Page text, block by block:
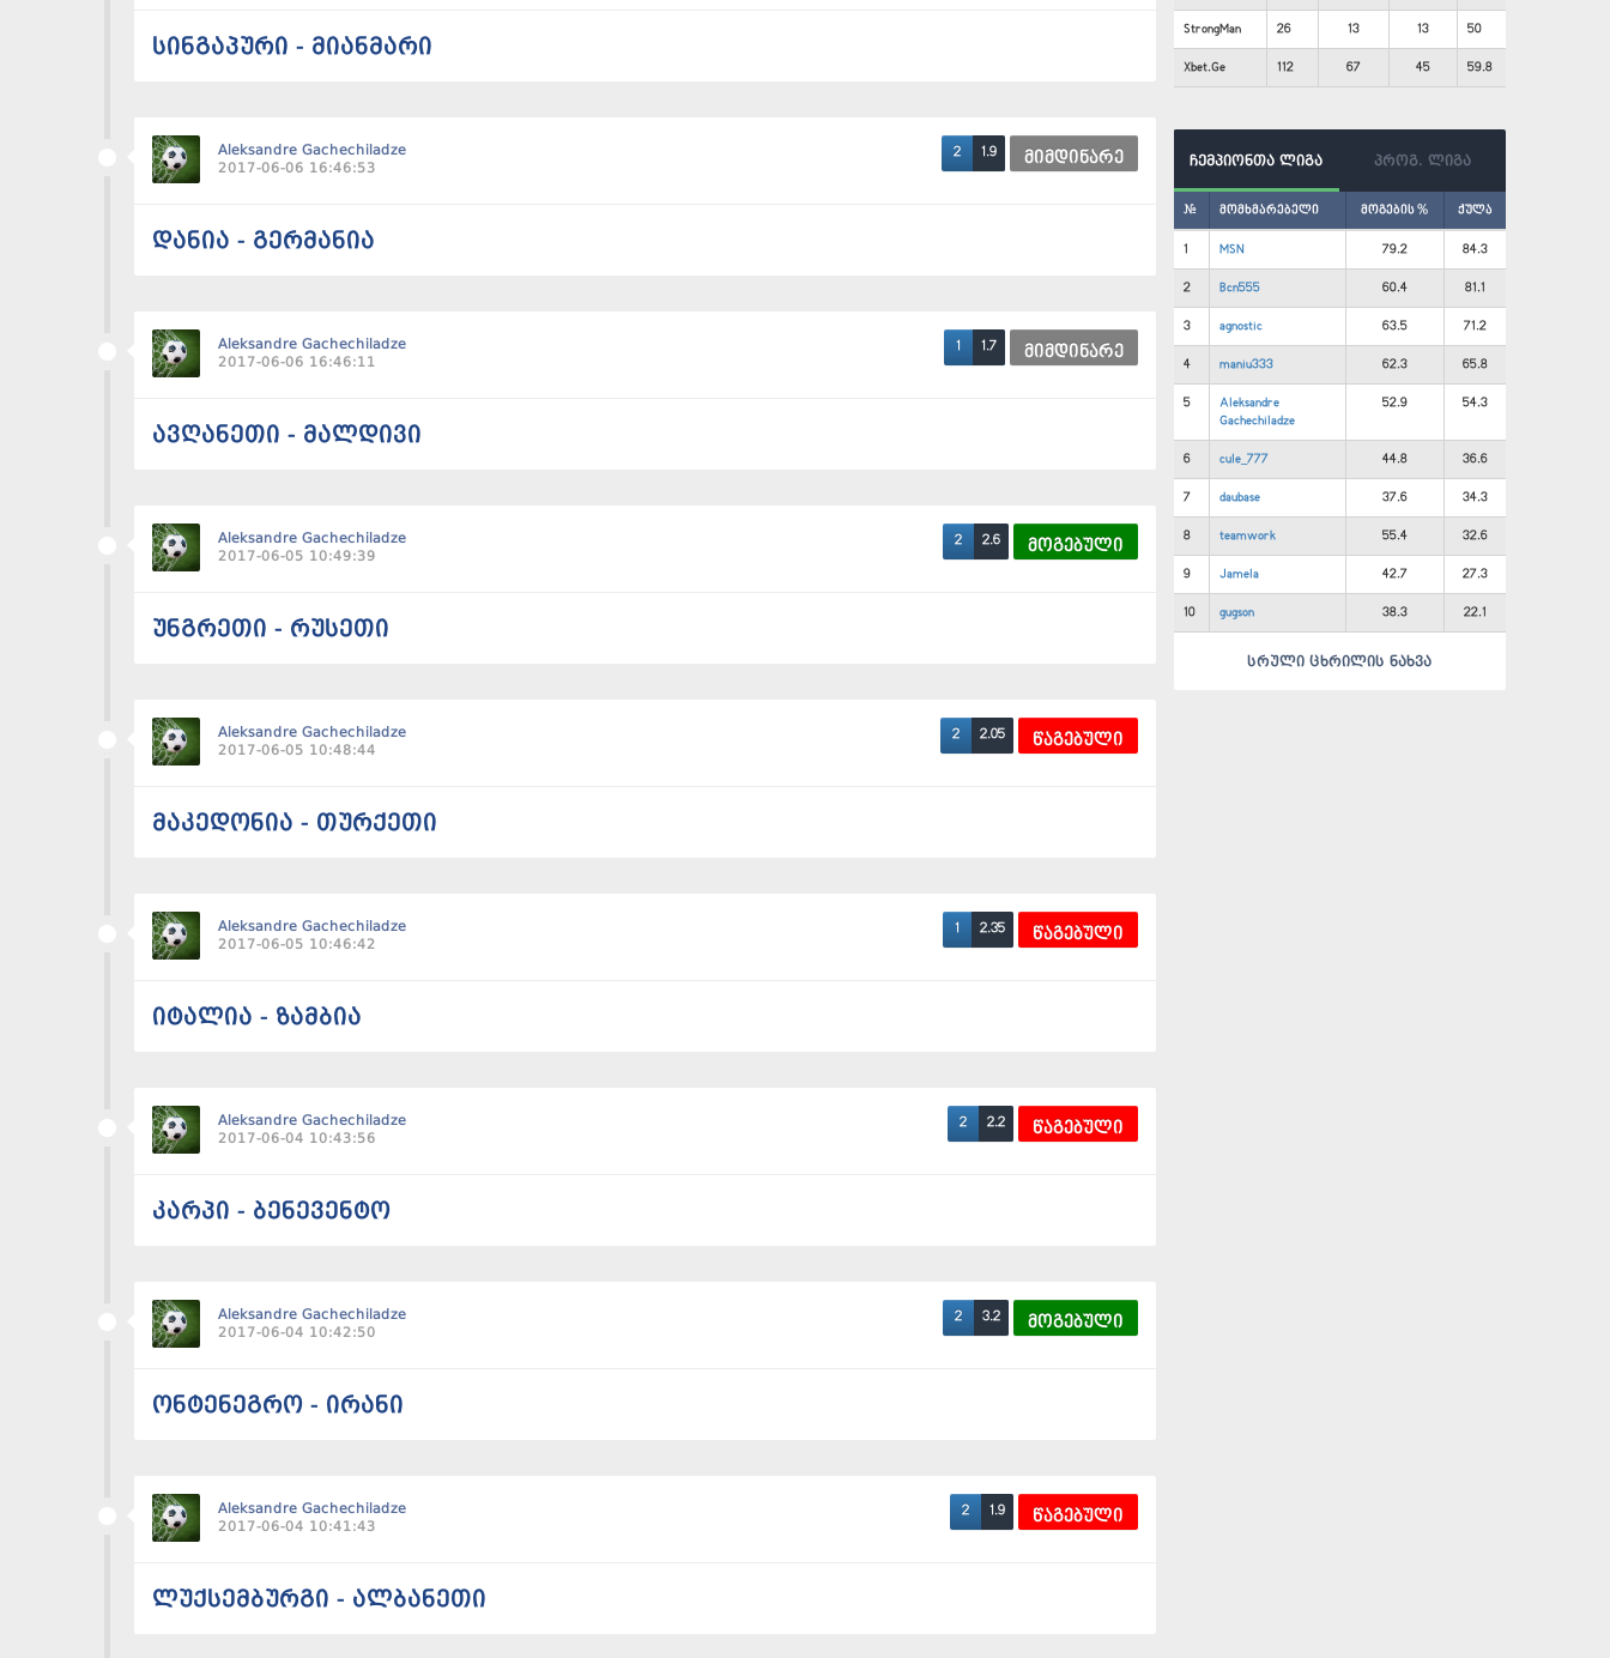
სინგაპური - მიანმარი
Aleksandre Gachechiladze
2017-06-06 16:46:53
2 1.9 მიმდინარე
დანია - გერმანია
Aleksandre Gachechiladze
2017-06-06 16:46:11
1 1.7 მიმდინარე
ავღანეთი - მალდივი
Aleksandre Gachechiladze
2017-06-05 10:49:39
2 2.6 მოგებული
უნგრეთი - რუსეთი
Aleksandre Gachechiladze
2017-06-05 10:48:44
2 2.05 წაგებული
მაკედონია - თურქეთი
Aleksandre Gachechiladze
2017-06-05 10:46:42
1 2.35 წაგებული
იტალია - ზამბია
Aleksandre Gachechiladze
2017-06-04 10:43:56
2 2.2 წაგებული
კარპი - ბენევენტო
Aleksandre Gachechiladze
2017-06-04 10:42:50
2 3.2 მოგებული
ონტენეგრო - ირანი
Aleksandre Gachechiladze
2017-06-04 10:41:43
2 1.9 წაგებული
ლუქსემბურგი - ალბანეთი
StrongMan 26 13 13 50
Xbet.Ge 112 67 45 59.8
ჩემპიონთა ლიგა პროგ. ლიგა
# მომხმარებელი მოგების % ქულა
1 MSN 79.2 84.3
2 Bcn555 60.4 81.1
3 agnostic 63.5 71.2
4 maniu333 62.3 65.8
5
Aleksandre
Gachechiladze
52.9 54.3
6 cule_777 44.8 36.6
7 daubase 37.6 34.3
8 teamwork 55.4 32.6
9 Jamela 42.7 27.3
10 gugson 38.3 22.1
სრული ცხრილის ნახვა